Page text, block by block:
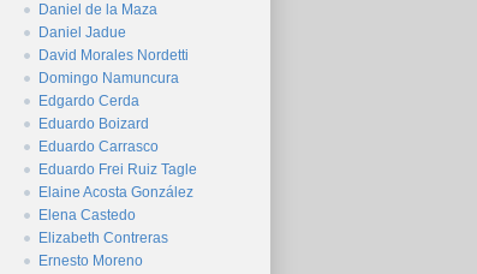
Daniel de la Maza
Daniel Jadue
David Morales Nordetti
Domingo Namuncura
Edgardo Cerda
Eduardo Boizard
Eduardo Carrasco
Eduardo Frei Ruiz Tagle
Elaine Acosta González
Elena Castedo
Elizabeth Contreras
Ernesto Moreno